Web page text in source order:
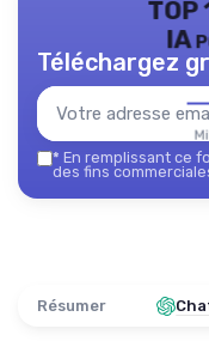
TOP
IA
Téléchargez
* En remplissant ce
des fins
Résumer